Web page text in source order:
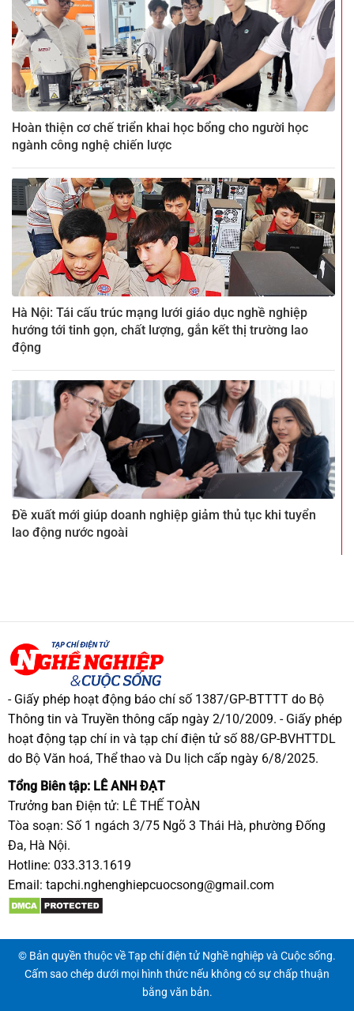
Hoàn thiện cơ chế triển khai học bổng cho người học
ngành công nghệ chiến lược
Hà Nội: Tái cấu trúc mạng lưới giáo dục nghề nghiệp
hướng tới tinh gọn, chất lượng, gắn kết thị trường lao
động
Đề xuất mới giúp doanh nghiệp giảm thủ tục khi tuyển
lao động nước ngoài
- Giấy phép hoạt động báo chí số 1387/GP-BTTTT do Bộ
Thông tin và Truyền thông cấp ngày 2/10/2009. - Giấy phép
hoạt động tạp chí in và tạp chí điện tử số 88/GP-BVHTTDL
do Bộ Văn hoá, Thể thao và Du lịch cấp ngày 6/8/2025.
Tổng Biên tập: LÊ ANH ĐẠT
Trưởng ban Điện tử: LÊ THẾ TOÀN
Tòa soạn: Số 1 ngách 3/75 Ngõ 3 Thái Hà, phường Đống
Đa, Hà Nội.
Hotline: 033.313.1619
Email: tapchi.nghenghiepcuocsong@gmail.com
© Bản quyền thuộc về Tạp chí điện tử Nghề nghiệp và Cuộc sống.
Cấm sao chép dưới mọi hình thức nếu không có sự chấp thuận
bằng văn bản.